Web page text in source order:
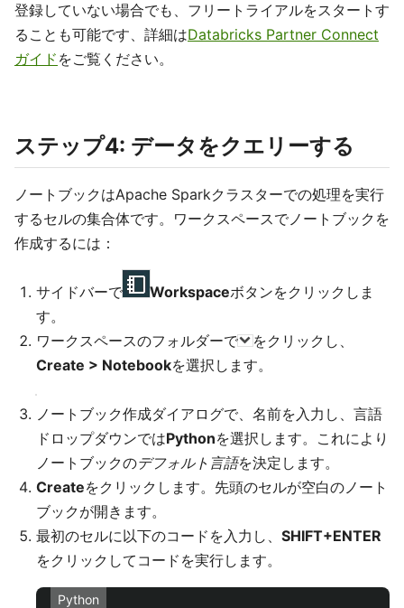
登録していない場合でも、フリートライアルをスタートす
ることも可能です、詳細はDatabricks Partner Connect
ガイド をご覧ください。
ステップ4: データをクエリーする
ノートブックはApache Sparkクラスターでの処理を実行
するセルの集合体です。ワークスペースでノートブックを
作成するには：
サイドバーで Workspaceボタンをクリックしま
す。
ワークスペースのフォルダーで
をクリックし、
Create > Notebookを選択します。
ノートブック作成ダイアログで、名前を入力し、言語
ドロップダウンではPythonを選択します。これにより
ノートブックのデフォルト言語を決定します。
Createをクリックします。先頭のセルが空白のノート
ブックが開きます。
最初のセルに以下のコードを入力し、 SHIFT+ENTER
をクリックしてコードを実行します。
Python